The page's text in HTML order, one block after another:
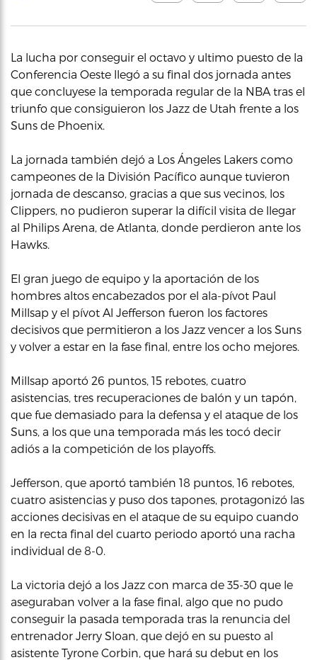
La lucha por conseguir el octavo y ultimo puesto de la
Conferencia Oeste llegó a su final dos jornada antes
que concluyese la temporada regular de la NBA tras el
triunfo que consiguieron los Jazz de Utah frente a los
Suns de Phoenix.
La jornada también dejó a Los Ángeles Lakers como
campeones de la División Pacífico aunque tuvieron
jornada de descanso, gracias a que sus vecinos, los
Clippers, no pudieron superar la difícil visita de llegar
al Philips Arena, de Atlanta, donde perdieron ante los
Hawks.
El gran juego de equipo y la aportación de los
hombres altos encabezados por el ala-pívot Paul
Millsap y el pívot Al Jefferson fueron los factores
decisivos que permitieron a los Jazz vencer a los Suns
y volver a estar en la fase final, entre los ocho mejores.
Millsap aportó 26 puntos, 15 rebotes, cuatro
asistencias, tres recuperaciones de balón y un tapón,
que fue demasiado para la defensa y el ataque de los
Suns, a los que una temporada más les tocó decir
adiós a la competición de los playoffs.
Jefferson, que aportó también 18 puntos, 16 rebotes,
cuatro asistencias y puso dos tapones, protagonizó las
acciones decisivas en el ataque de su equipo cuando
en la recta final del cuarto periodo aportó una racha
individual de 8-0.
La victoria dejó a los Jazz con marca de 35-30 que le
aseguraban volver a la fase final, algo que no pudo
conseguir la pasada temporada tras la renuncia del
entrenador Jerry Sloan, que dejó en su puesto al
asistente Tyrone Corbin, que hará su debut en los